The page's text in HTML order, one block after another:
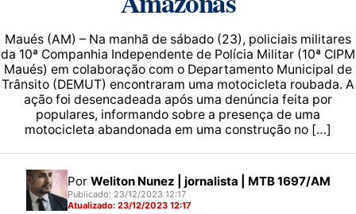
Maués (AM) – Na manhã de sábado (23), policiais militares
da 10ª Companhia Independente de Polícia Militar (10ª CIPM
Maués) em colaboração com o Departamento Municipal de
Trânsito (DEMUT) encontraram uma motocicleta roubada. A
ação foi desencadeada após uma denúncia feita por
populares, informando sobre a presença de uma
motocicleta abandonada em uma construção no […]
Por Weliton Nunez | jornalista | MTB 1697/AM
Publicado: 23/12/2023 12:17
Atualizado: 23/12/2023 12:17